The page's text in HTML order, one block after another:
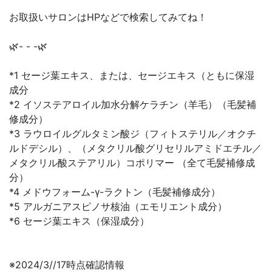
お取扱いサロンはHPなどで検索してみてね！
🌿- - -🌿
*1 セージ葉エキス、または、セージエキス（ともに保湿
成分
*2 イソステアロイル加水分解ケラチン（羊毛）（毛髪補
修成分）
*3 ラウロイルグルタミン酸ジ（フィトステリル／オクチ
ルドデシル）、（メタクリル酸グリセリルアミドエチル／
メタクリル酸ステアリル）コポリマー （全て毛髪補修成
分）
*4 メドウフォーム-γ-ラクトン（毛髪補修成分）
*5 アルガニアスピノサ核油（エモリエント成分）
*6 セージ葉エキス（保湿成分）
※2024/3//17時点確認情報